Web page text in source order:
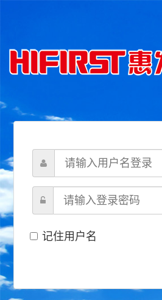
记住用户名